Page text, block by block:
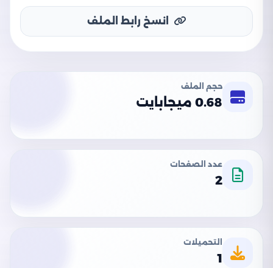
انسخ رابط الملف
حجم الملف
0.68 ميجابايت
عدد الصفحات
2
التحميلات
1